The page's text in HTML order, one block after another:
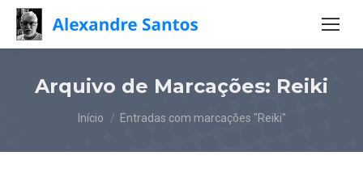
Arquivo de Marcações: Reiki
Você está aqui:
Início Entradas com marcações "Reiki"